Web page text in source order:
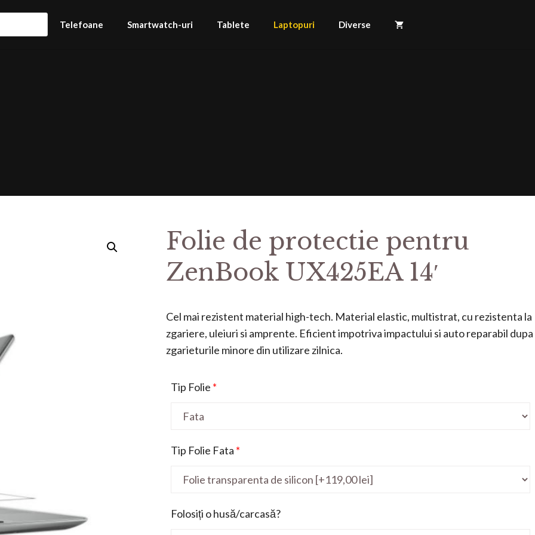
Telefoane Smartwatch-uri Tablete Laptopuri Diverse
Folie de protectie pentru
ZenBook UX425EA 14′
Cel mai rezistent material high-tech. Material elastic, multistrat, cu rezistenta la
zgariere, uleiuri si amprente. Eficient impotriva impactului si auto reparabil dupa
zgarieturile minore din utilizare zilnica.
Tip Folie *
Tip Folie Fata *
Folosiți o husă/carcasă?